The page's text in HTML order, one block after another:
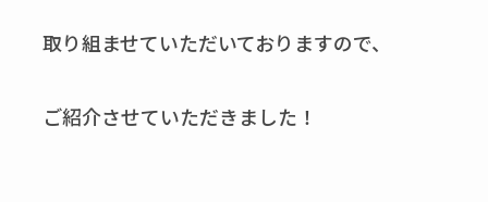
取り組ませていただいておりますので、
ご紹介させていただきました！